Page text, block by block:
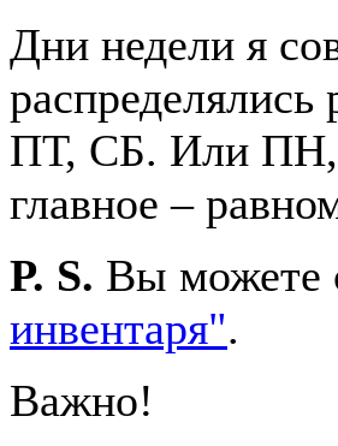
Дни недели я
ПТ, СБ. Или ПН,
главное –
P. S. Вы можете
инвентаря".
Важно!